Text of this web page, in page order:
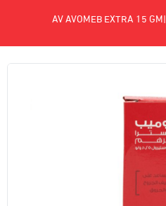
أفالون أفوميب اكسترا مرهم ١٥ جم |AV AVOMEB EXTRA 15 GM